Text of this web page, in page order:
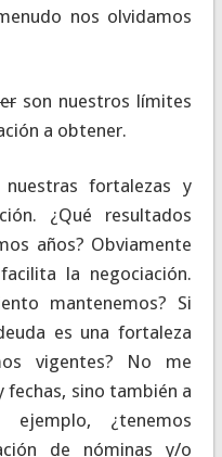
nos olvidamos
son nuestros límites
a obtener.
fortalezas y
¿Qué resultados
años? Obviamente
la negociación.
mantenemos? Si
es una fortaleza
vigentes? No me
fechas, sino también a
ejemplo, ¿tenemos
de nóminas y/o